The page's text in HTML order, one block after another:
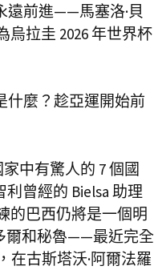
遠前進——馬塞洛·貝
烏拉圭 2026 年世界杯
什麼？趁亞運開始前
家中有驚人的 7 個國
曾經的 Bielsa 助理
的巴西仍將是一個明
爾和秘魯——最近完全
在古斯塔沃·阿爾法羅